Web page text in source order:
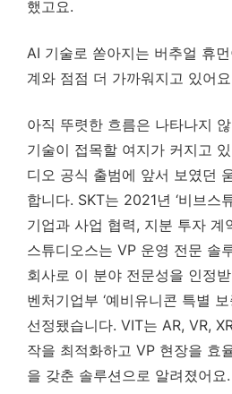
했고요.
AI 기술로 쏟아지는 버추얼 휴
계와 점점 더 가까워지고 있어요
아직 뚜렷한 흐름은 나타나지
기술이 접목할 여지가 커지고
디오 공식 출범에 앞서 보였던
합니다. SKT는 2021년 ‘비브스
기업과 사업 협력, 지분 투자 계
스튜디오스는 VP 운영 전문 솔
회사로 이 분야 전문성을 인정
벤처기업부 ‘예비유니콘 특별
선정됐습니다. VIT는 AR, VR,
작을 최적화하고 VP 현장을 효
을 갖춘 솔루션으로 알려졌어요.